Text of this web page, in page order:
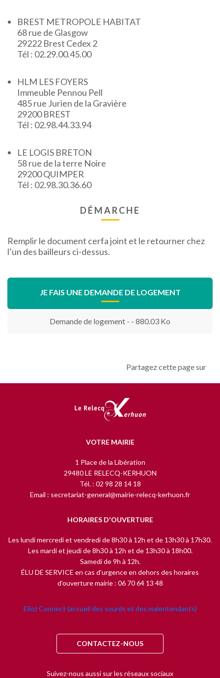
BREST METROPOLE HABITAT
68 rue de Glasgow
29222 Brest Cedex 2
Tél : 02.29.00.45.00
HLM LES FOYERS
Immeuble Pennou Pell
485 rue Jurien de la Gravière
29200 BREST
Tél : 02.98.44.33.94
LE LOGIS BRETON
58 rue de la terre Noire
29200 QUIMPER
Tél : 02.98.30.36.60
DÉMARCHE
Remplir le document cerfa joint et le retourner chez
l’un des bailleurs ci-dessus.
JE FAIS UNE DEMANDE DE LOGEMENT
Demande de logement - - 880.03 Ko
Partagez cette page sur
VOTRE MAIRIE
1 Place de la Libération
29480 LE RELECQ-KERHUON
Tél. : 02 98 28 14 18
Email : secretariat-general@mairie-relecq-kerhuon.fr
HORAIRES D'OUVERTURE
Les lundi mercredi et vendredi de 8h30 à 12h et de 13h30 à 17h30.
Les mardi et jeudi de 8h30 à 12h et de 13h30 à 18h00.
Samedi de 9h à 12h.
ÉLU DE SERVICE en cas d’urgence en dehors des horaires
d’ouverture mairie : 06 70 64 13 48
Elioz Connect (accueil des sourds et des malentendants)
CONTACTEZ-NOUS
Suivez-nous aussi sur les réseaux sociaux